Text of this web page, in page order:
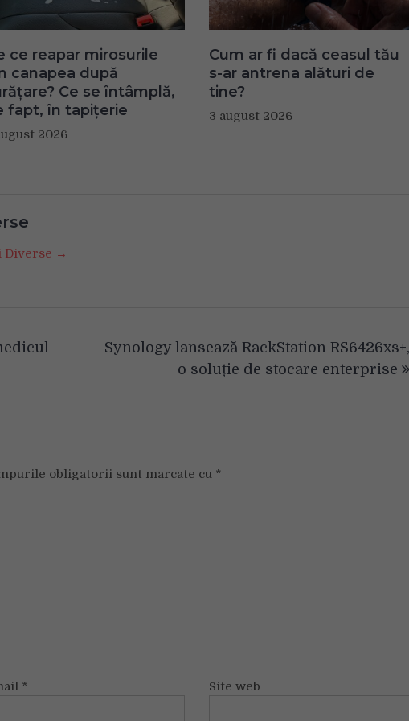
ce reapar mirosurile
canapea după
Ce se întâmplă,
fapt, în tapițerie
2026
Cum ar fi dacă ceasul tău
s-ar antrena alături de
tine?
3 august 2026
Diverse →
Synology lansează RackStation RS6426xs+,
o soluție de stocare enterprise
obligatorii sunt marcate cu *
* Site web